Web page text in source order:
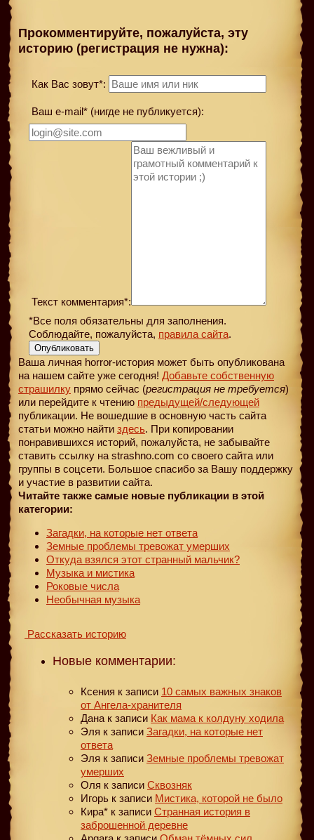
Прокомментируйте, пожалуйста, эту
историю (регистрация не нужна):
Как Вас зовут*:
Ваш e-mail* (нигде не публикуется):
Текст комментария*:
*Все поля обязательны для заполнения.
Соблюдайте, пожалуйста, правила сайта.
Опубликовать
Ваша личная horror-история может быть опубликована
на нашем сайте уже сегодня! Добавьте собственную
страшилку прямо сейчас (регистрация не требуется)
или перейдите к чтению предыдущей/следующей
публикации. Не вошедшие в основную часть сайта
статьи можно найти здесь. При копировании
понравившихся историй, пожалуйста, не забывайте
ставить ссылку на strashno.com со своего сайта или
группы в соцсети. Большое спасибо за Вашу поддержку
и участие в развитии сайта.
Читайте также самые новые публикации в этой
категории:
Загадки, на которые нет ответа
Земные проблемы тревожат умерших
Откуда взялся этот странный мальчик?
Музыка и мистика
Роковые числа
Необычная музыка
Рассказать историю
Новые комментарии:
Ксения к записи 10 самых важных знаков
от Ангела-хранителя
Дана к записи Как мама к колдуну ходила
Эля к записи Загадки, на которые нет
ответа
Эля к записи Земные проблемы тревожат
умерших
Оля к записи Сквозняк
Игорь к записи Мистика, которой не было
Кира* к записи Странная история в
заброшенной деревне